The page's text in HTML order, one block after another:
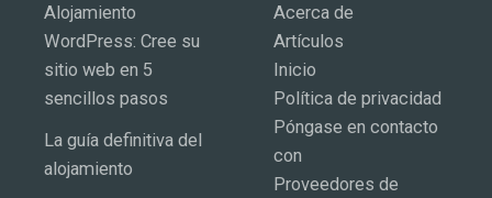
Alojamiento
WordPress: Cree su
sitio web en 5
sencillos pasos
La guía definitiva del
alojamiento
Acerca de
Artículos
Inicio
Política de privacidad
Póngase en contacto
con
Proveedores de